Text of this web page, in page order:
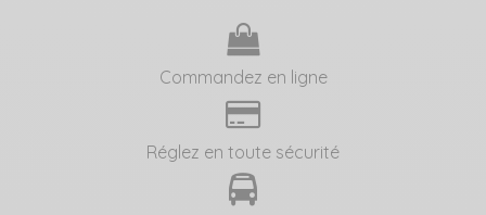
Commandez en ligne
Réglez en toute sécurité